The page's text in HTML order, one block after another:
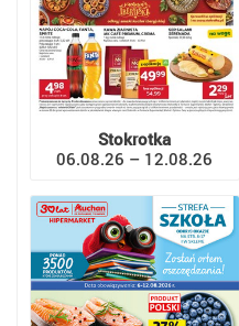
Stokrotka
06.08.26 – 12.08.26